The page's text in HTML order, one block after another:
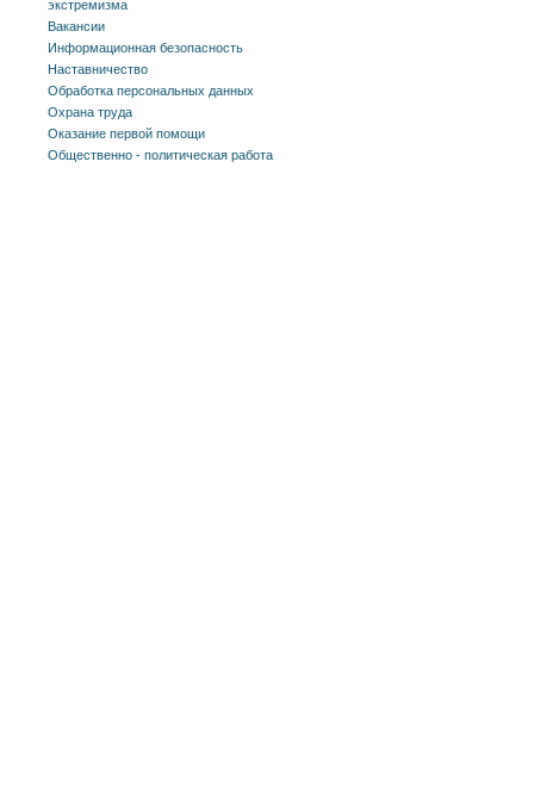
экстремизма
Вакансии
Информационная безопасность
Наставничество
Обработка персональных данных
Охрана труда
Оказание первой помощи
Общественно - политическая работа